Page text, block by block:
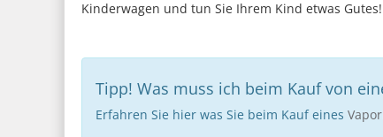
Kinderwagen und tun Sie Ihrem Kind etwas Gutes!
Tipp! Was muss ich beim Kauf von
Erfahren Sie hier was Sie beim Kauf eines